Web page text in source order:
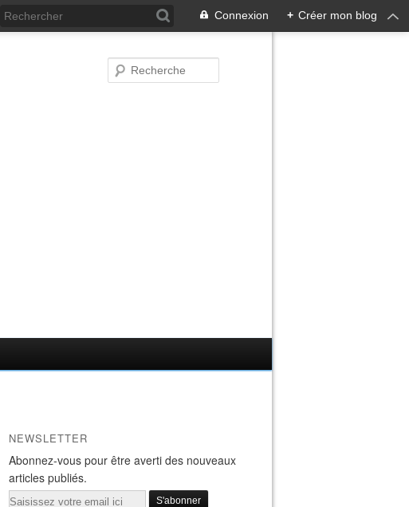
Connexion + Créer mon blog
NEWSLETTER
Abonnez-vous pour être averti des nouveaux
articles publiés.
Email